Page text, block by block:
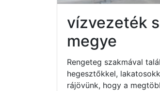
vízvezeték
megye
Rengeteg szakmával
hegesztőkkel,
rájövünk, hogy a